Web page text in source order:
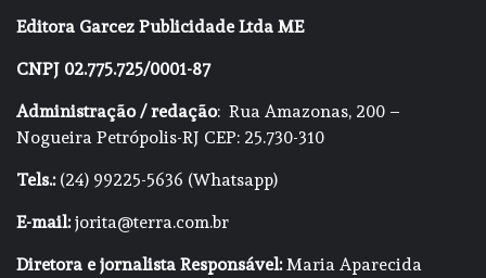
Editora Garcez Publicidade Ltda ME
CNPJ 02.775.725/0001-87
Administração / redação: Rua Amazonas, 200 –
Nogueira Petrópolis-RJ CEP: 25.730-310
Tels.:(24) 99225-5636 (Whatsapp)
E-mail:jorita@terra.com.br
Diretora e jornalista Responsável:Maria Aparecida